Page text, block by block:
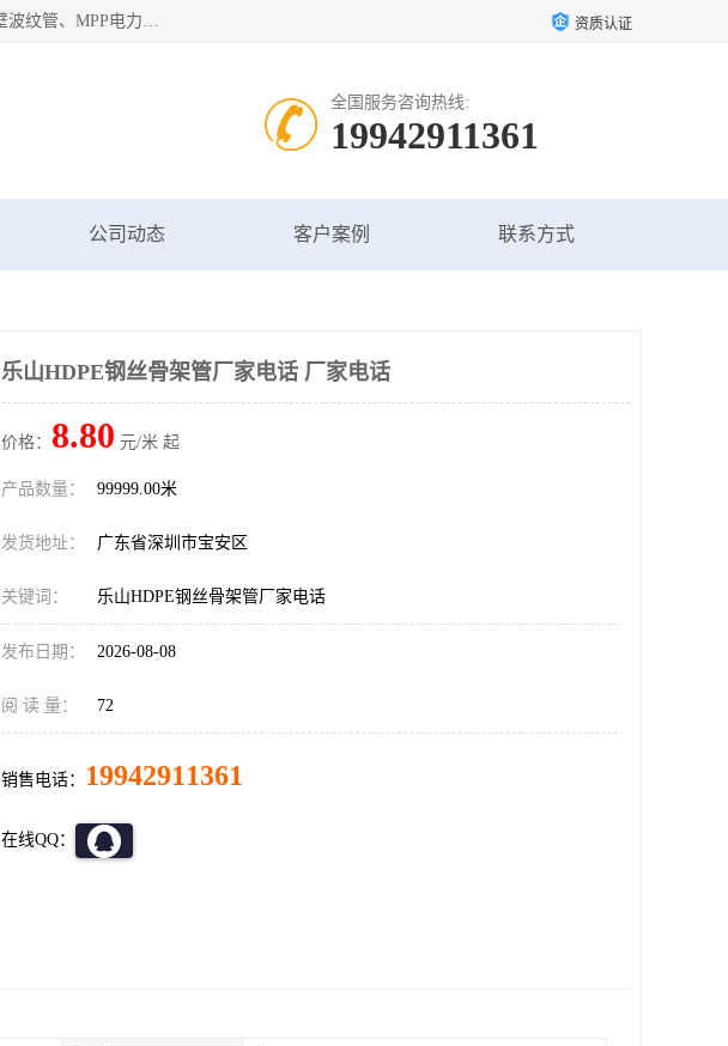
深圳市鑫润通管业有限公司专业生产批发：HDPE管材、热熔管件、HDPE钢丝骨架管、电熔管件、HDPE双壁波纹管、MPP电力管、井盖、PVC管材管件、PPR管材管件等；公司自创建以来，始终秉承“团结、务实、创新、守信”的服务宗旨，凭借专业的服务以及多年的勤奋拼搏，发展成为一家专业销售各种管材管件，绝缘电工套管及配件等系列产品的贸易公司。 资质认证
全国服务咨询热线:
19942911361
公司动态 客户案例 联系方式
乐山HDPE钢丝骨架管厂家电话 厂家电话
价格： 8.80 元/米 起
产品数量： 99999.00米
发货地址： 广东省深圳市宝安区
关键词： 乐山HDPE钢丝骨架管厂家电话
发布日期： 2026-08-08
阅 读 量： 72
销售电话： 19942911361
在线QQ：